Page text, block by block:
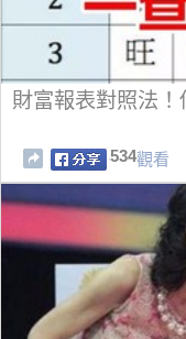
財富報表對照法
534觀看